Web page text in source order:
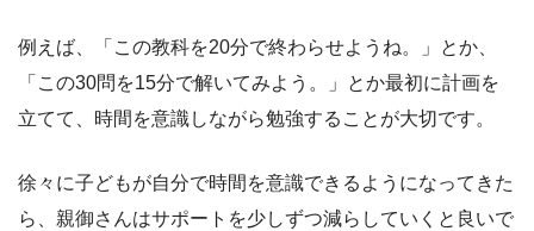
例えば、「この教科を20分で終わらせようね。」とか、
「この30問を15分で解いてみよう。」とか最初に計画を
立てて、時間を意識しながら勉強することが大切です。
徐々に子どもが自分で時間を意識できるようになってきた
ら、親御さんはサポートを少しずつ減らしていくと良いで